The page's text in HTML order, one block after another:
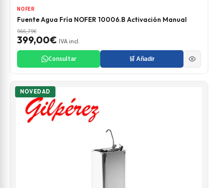
NOFER
Fuente Agua Fría NOFER 10006.B Activación Manual
966,79€
399,00€ IVA incl.
Consultar 🛒 Añadir
NOVEDAD